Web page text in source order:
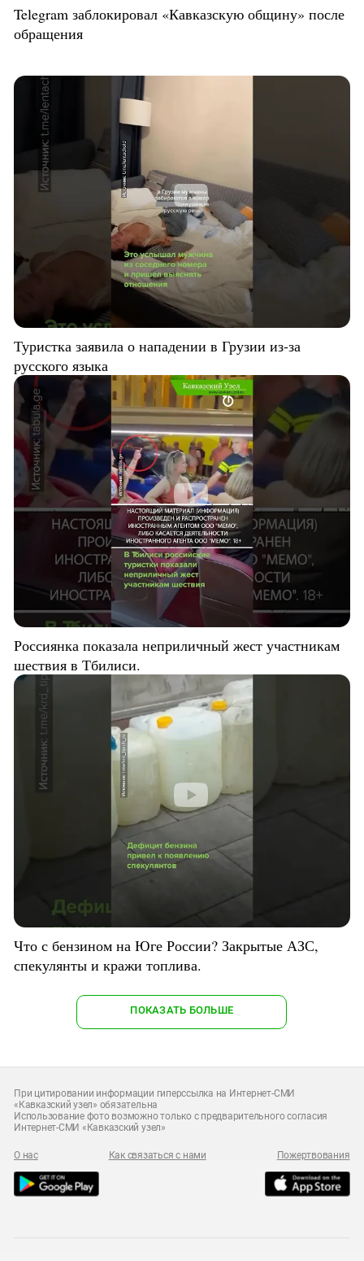
Telegram заблокировал «Кавказскую общину» после
обращения
Туристка заявила о нападении в Грузии из-за
русского языка
Россиянка показала неприличный жест участникам
шествия в Тбилиси.
Что с бензином на Юге России? Закрытые АЗС,
спекулянты и кражи топлива.
ПОКАЗАТЬ БОЛЬШЕ
При цитировании информации гиперссылка на Интернет-СМИ
«Кавказский узел» обязательна
Использование фото возможно только с предварительного согласия
Интернет-СМИ «Кавказский узел»
О нас Как связаться с нами Пожертвования